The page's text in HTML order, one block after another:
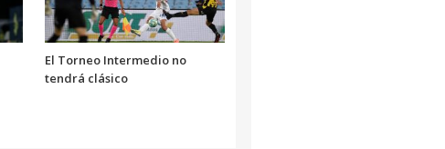
El Torneo Intermedio no
tendrá clásico